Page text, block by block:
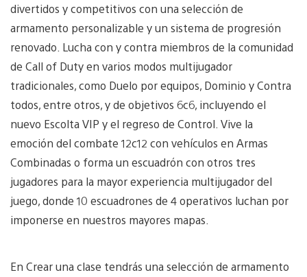
divertidos y competitivos con una selección de
armamento personalizable y un sistema de progresión
renovado. Lucha con y contra miembros de la comunidad
de Call of Duty en varios modos multijugador
tradicionales, como Duelo por equipos, Dominio y Contra
todos, entre otros, y de objetivos 6c6, incluyendo el
nuevo Escolta VIP y el regreso de Control. Vive la
emoción del combate 12c12 con vehículos en Armas
Combinadas o forma un escuadrón con otros tres
jugadores para la mayor experiencia multijugador del
juego, donde 10 escuadrones de 4 operativos luchan por
imponerse en nuestros mayores mapas.
En Crear una clase tendrás una selección de armamento